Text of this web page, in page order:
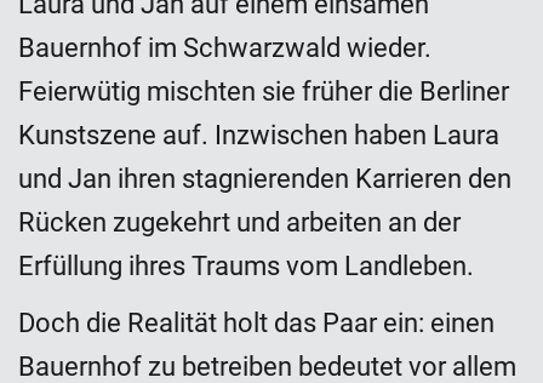
Bauernhof im Schwarzwald wieder.
Feierwütig mischten sie früher die Berliner
Kunstszene auf. Inzwischen haben Laura
und Jan ihren stagnierenden Karrieren den
Rücken zugekehrt und arbeiten an der
Erfüllung ihres Traums vom Landleben.
Doch die Realität holt das Paar ein: einen
Bauernhof zu betreiben bedeutet vor allem